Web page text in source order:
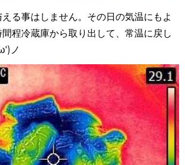
る事はしません。その日の気温にもよ
間程冷蔵庫から取り出して、常温に戻し
ノ